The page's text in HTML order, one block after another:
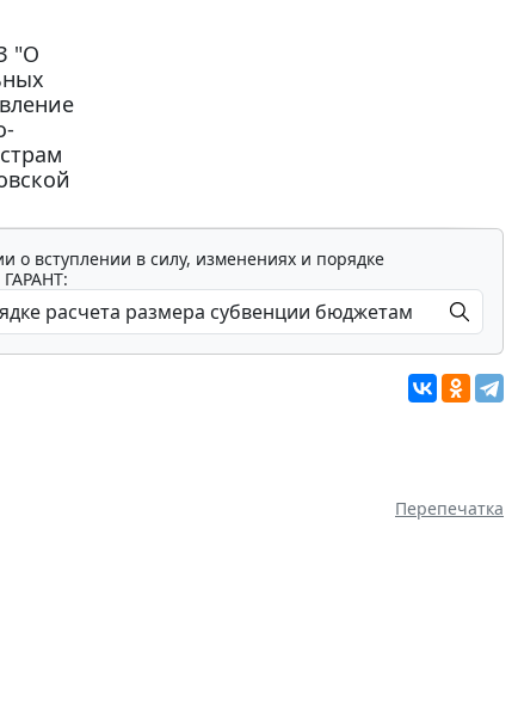
"О
о вступлении в силу, изменениях и порядке
Перепечатка